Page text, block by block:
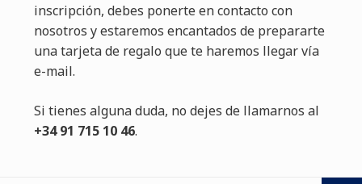
inscripción, debes ponerte en contacto con
nosotros y estaremos encantados de prepararte
una tarjeta de regalo que te haremos llegar vía
e-mail.
Si tienes alguna duda, no dejes de llamarnos al
+34 91 715 10 46.